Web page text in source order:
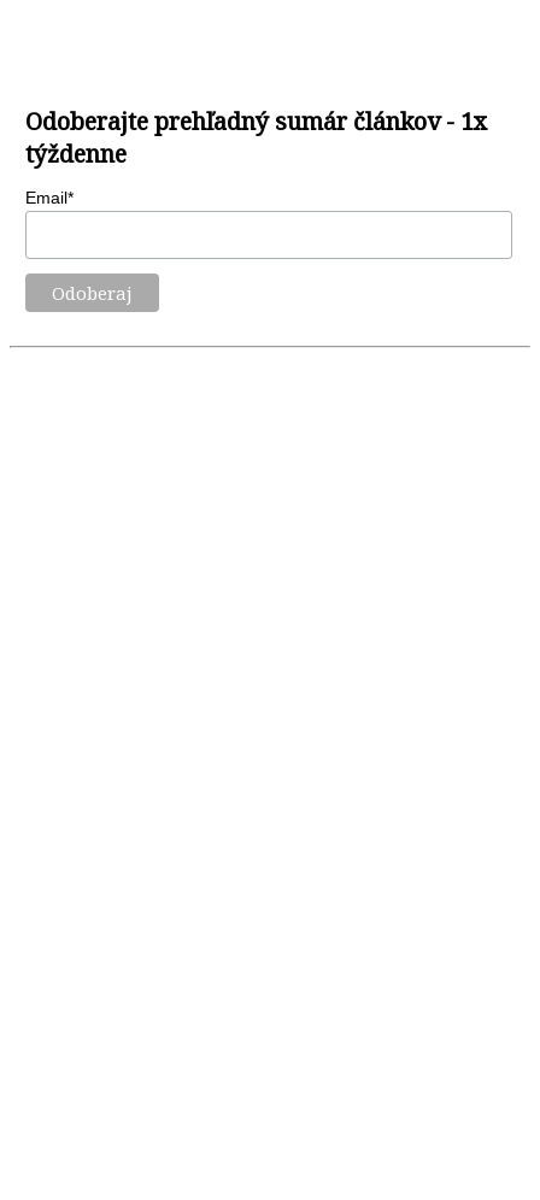
Odoberajte prehľadný sumár článkov - 1x
týždenne
Email*